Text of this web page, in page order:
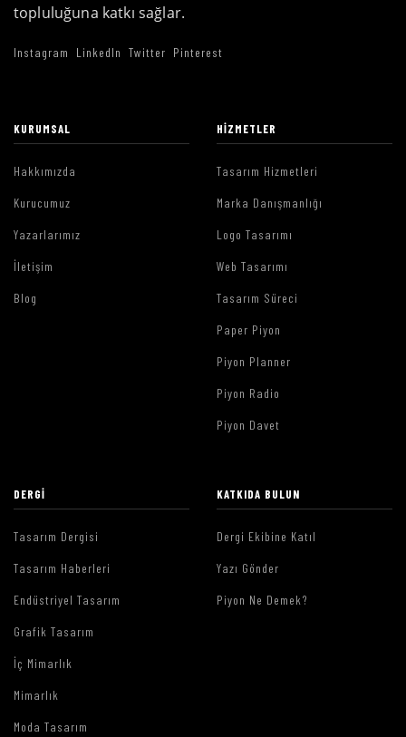
topluluğuna katkı sağlar.
Instagram LinkedIn Twitter Pinterest
KURUMSAL
Hakkımızda
Kurucumuz
Yazarlarımız
İletişim
Blog
HIZMETLER
Tasarım Hizmetleri
Marka Danışmanlığı
Logo Tasarımı
Web Tasarımı
Tasarım Süreci
Paper Piyon
Piyon Planner
Piyon Radio
Piyon Davet
DERGI
Tasarım Dergisi
Tasarım Haberleri
Endüstriyel Tasarım
Grafik Tasarım
İç Mimarlık
Mimarlık
Moda Tasarım
KATKIDA BULUN
Dergi Ekibine Katıl
Yazı Gönder
Piyon Ne Demek?